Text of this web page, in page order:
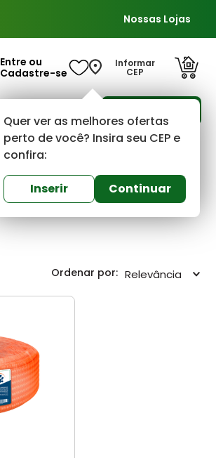
Nossas Lojas
Entre ou
Cadastre-se
Informar
CEP
Quer ver as melhores ofertas
perto de você? Insira seu CEP e
confira:
Inserir Continuar
Relevância